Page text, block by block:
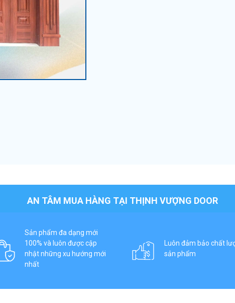
AN TÂM MUA HÀNG TẠI THỊNH VƯỢNG DOOR
Sản phẩm đa dạng mới
100% và luôn được cập
nhật những xu hướng mới
nhất
Luôn đảm bảo chất
sản phẩm